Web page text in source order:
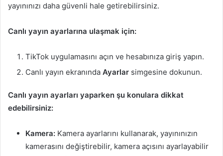
yayınınızı daha güvenli hale getirebilirsiniz.
Canlı yayın ayarlarına ulaşmak için:
TikTok uygulamasını açın ve hesabınıza giriş yapın.
Canlı yayın ekranında Ayarlar simgesine dokunun.
Canlı yayın ayarları yaparken şu konulara dikkat
edebilirsiniz:
Kamera: Kamera ayarlarını kullanarak, yayınınızın
kamerasını değiştirebilir, kamera açısını ayarlayabilir